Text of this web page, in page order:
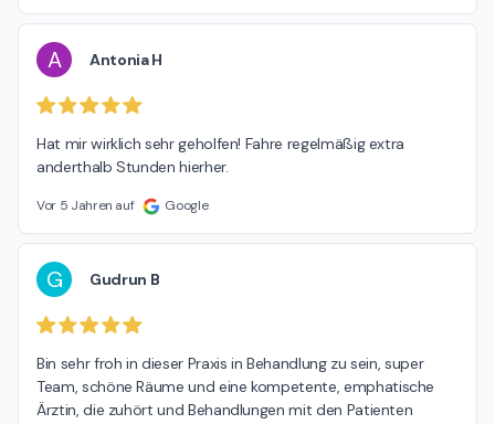
A Antonia H
Hat mir wirklich sehr geholfen! Fahre regelmäßig extra
anderthalb Stunden hierher.
Vor 5 Jahren auf Google
G Gudrun B
Bin sehr froh in dieser Praxis in Behandlung zu sein, super
Team, schöne Räume und eine kompetente, emphatische
Ärztin, die zuhört und Behandlungen mit den Patienten